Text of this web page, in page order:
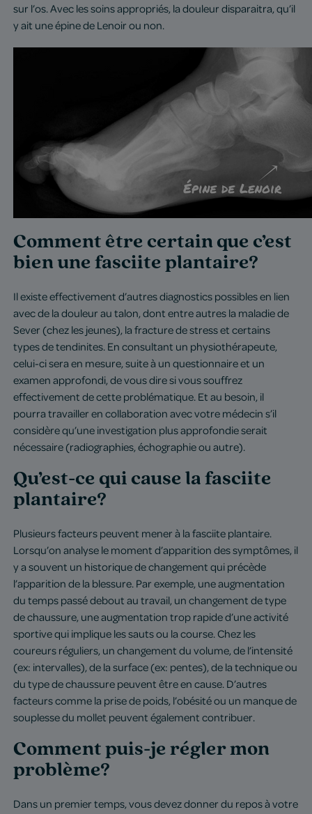
sur l’os. Avec les soins appropriés, la douleur disparaitra, qu’il
y ait une épine de Lenoir ou non.
Comment être certain que c’est
bien une fasciite plantaire?
Il existe effectivement d’autres diagnostics possibles en lien
avec de la douleur au talon, dont entre autres la maladie de
Sever (chez les jeunes), la fracture de stress et certains
types de tendinites. En consultant un physiothérapeute,
celui-ci sera en mesure, suite à un questionnaire et un
examen approfondi, de vous dire si vous souffrez
effectivement de cette problématique. Et au besoin, il
pourra travailler en collaboration avec votre médecin s’il
considère qu’une investigation plus approfondie serait
nécessaire (radiographies, échographie ou autre).
Qu’est-ce qui cause la fasciite
plantaire?
Plusieurs facteurs peuvent mener à la fasciite plantaire.
Lorsqu’on analyse le moment d’apparition des symptômes, il
y a souvent un historique de changement qui précède
l’apparition de la blessure. Par exemple, une augmentation
du temps passé debout au travail, un changement de type
de chaussure, une augmentation trop rapide d’une activité
sportive qui implique les sauts ou la course. Chez les
coureurs réguliers, un changement du volume, de l’intensité
(ex: intervalles), de la surface (ex: pentes), de la technique ou
du type de chaussure peuvent être en cause. D’autres
facteurs comme la prise de poids, l’obésité ou un manque de
souplesse du mollet peuvent également contribuer.
Comment puis-je régler mon
problème?
Dans un premier temps, vous devez donner du repos à votre